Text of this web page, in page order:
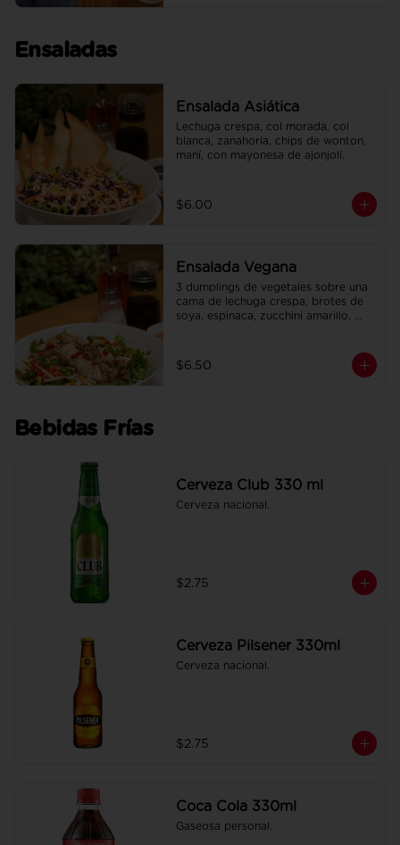
Ensaladas
Ensalada Asiática
Lechuga crespa, col morada, col
blanca, zanahoria, chips de wonton,
maní, con mayonesa de ajonjolí.
$6.00
Ensalada Vegana
3 dumplings de vegetales sobre una
cama de lechuga crespa, brotes de
soya, espinaca, zucchini amarillo,
$6.50
Bebidas Frías
Cerveza Club 330 ml
Cerveza nacional.
$2.75
Cerveza Pilsener 330ml
Cerveza nacional.
$2.75
Coca Cola 330ml
Gaseosa personal.